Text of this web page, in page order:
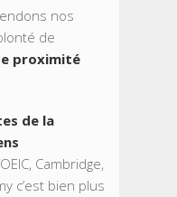
nos
de
proximité
de la
Cambridge,
c’est bien plus